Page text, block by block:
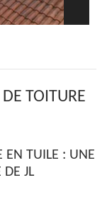
TOITURE
EN TUILE : UNE
DE JL